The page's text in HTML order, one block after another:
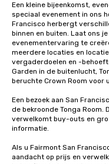
Een kleine bijeenkomst,
speciaal evenement in ons
Francisco herbergt
binnen en buiten. Laat ons
evenementervaring te
meerdere locaties en
vergaderdoelen en -
Garden in de buitenlucht,
beruchte Crown Room voor
Een bezoek aan San
de bekroonde Tonga Room.
verwelkomt buy-outs en
informatie.
Als u Fairmont San
aandacht op prijs en